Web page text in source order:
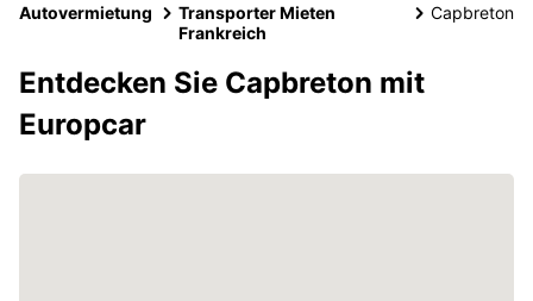
Autovermietung
Transporter Mieten
Frankreich
Capbreton
Entdecken Sie Capbreton mit
Europcar